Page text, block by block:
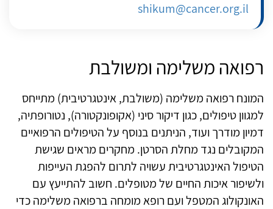
shikum@cancer.org.il
רפואה משלימה ומשולבת
המונח רפואה משלימה (משולבת, אינטגרטיבית) מתייחס
למגוון טיפולים, כגון דיקור סיני (אקופונקטורה), נטורופתיה,
דמיון מודרך ועוד, הניתנים בנוסף על הטיפולים הרפואיים
המקובלים נגד מחלת הסרטן. מחקרים מראים שגישת
הטיפול האינטגרטיבית עשויה לתרום להפגת העייפות
ולשיפור איכות החיים של מטופלים. חשוב להתייעץ עם
האונקולוג המטפל ועם רופא מומחה ברפואה משלימה כדי